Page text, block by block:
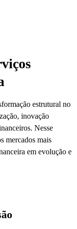
estrutural no
inovação
Nesse
mercados mais
em evolução e